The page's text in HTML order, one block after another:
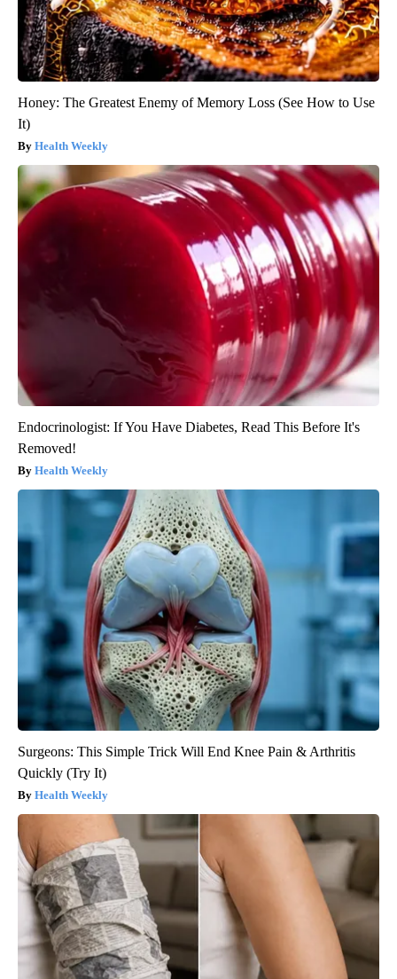
Honey: The Greatest Enemy of Memory Loss (See How to Use
It)
Health Weekly
Endocrinologist: If You Have Diabetes, Read This Before It's
Removed!
Health Weekly
Surgeons: This Simple Trick Will End Knee Pain & Arthritis
Quickly (Try It)
Health Weekly